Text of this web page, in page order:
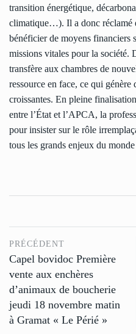
transition énergétique,
climatique…). Il a donc réclamé
bénéficier de moyens financiers
missions vitales pour la société.
transfère aux chambres de
ressource en face, ce qui
croissantes. En pleine
entre l’État et l’APCA, la
pour insister sur le rôle
tous les grands enjeux du
PRÉCÉDENT
Capel bovidoc Première
vente aux enchères
d’animaux de boucherie
jeudi 18 novembre matin
à Gramat « Le Périé »